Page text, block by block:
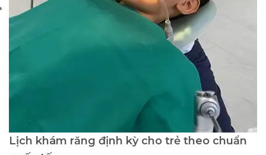
Lịch khám răng định kỳ cho trẻ theo chuẩn